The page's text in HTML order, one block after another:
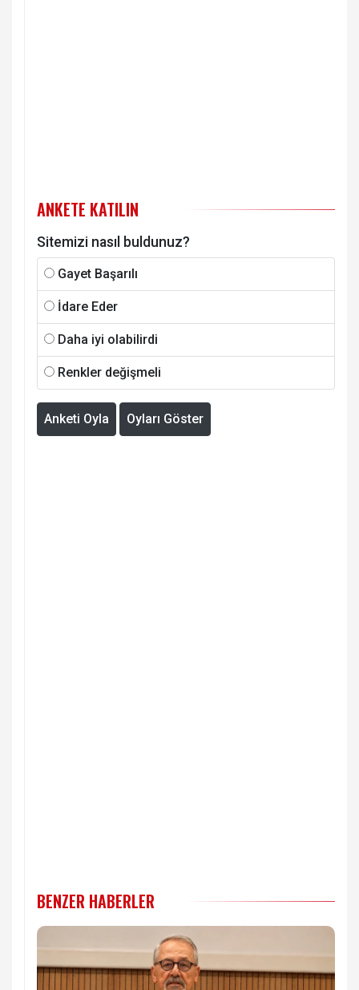
ANKETE KATILIN
Sitemizi nasıl buldunuz?
Gayet Başarılı
İdare Eder
Daha iyi olabilirdi
Renkler değişmeli
Anketi Oyla Oyları Göster
BENZER HABERLER